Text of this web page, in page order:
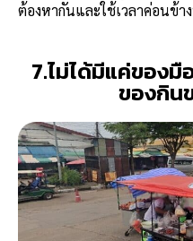
ต้องหากันและใช้เวลาค่อนข้า
7.ไม่ได้มีแค่ของมื
ของกิน